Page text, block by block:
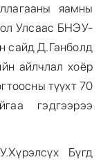
яамны
Улсаас БНЭУ-
сайд Д.Ганболд
айлчлал хоёр
түүхт 70
гэдгээрээ
Бүгд